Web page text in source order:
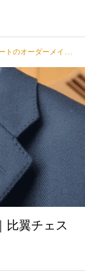
ダーメイド｜比翼チェスターコート
比翼チェス